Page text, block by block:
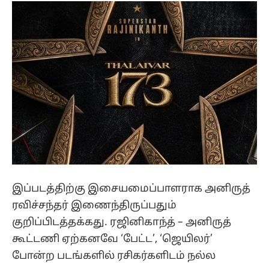
இப்படத்திற்கு இசையமைப்பாளராக அனிருத்
ரவிச்சந்தர் இணைந்திருப்பதும்
குறிப்பிடத்தக்கது. ரஜினிகாந்த் – அனிருத்
கூட்டணி ஏற்கனவே ‘பேட்ட’, ‘ஜெயிலர்’
போன்ற படங்களில் ரசிகர்களிடம் நல்ல